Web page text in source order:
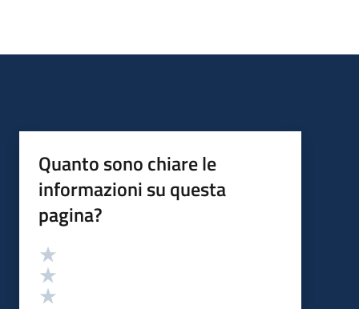
Quanto sono chiare le
informazioni su questa
pagina?
Valutazione